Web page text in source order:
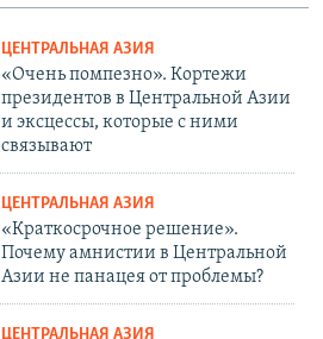
ЦЕНТРАЛЬНАЯ АЗИЯ
«Очень помпезно». Кортежи
президентов в Центральной Азии
и эксцессы, которые с ними
связывают
ЦЕНТРАЛЬНАЯ АЗИЯ
«Краткосрочное решение».
Почему амнистии в Центральной
Азии не панацея от проблемы?
ЦЕНТРАЛЬНАЯ АЗИЯ